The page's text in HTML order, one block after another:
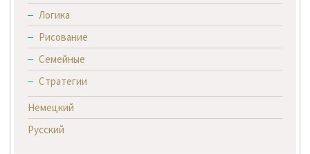
Логика
Рисование
Семейные
Стратегии
Немецкий
Русский